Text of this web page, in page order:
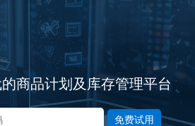
商品计划及库存管理平台
免费试用